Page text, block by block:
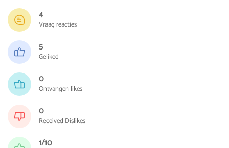
4
Vraag reacties
5
Geliked
0
Ontvangen likes
0
Received Dislikes
1/10